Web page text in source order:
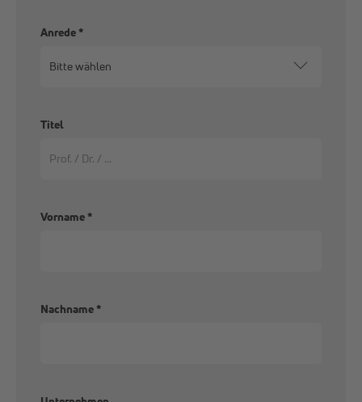
Anrede*
Titel
Vorname*
Nachname*